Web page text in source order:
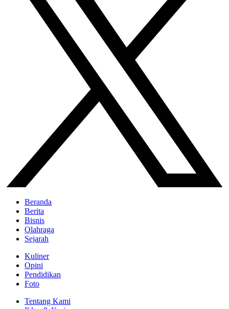
Beranda
Berita
Bisnis
Olahraga
Sejarah
Kuliner
Opini
Pendidikan
Foto
Tentang Kami